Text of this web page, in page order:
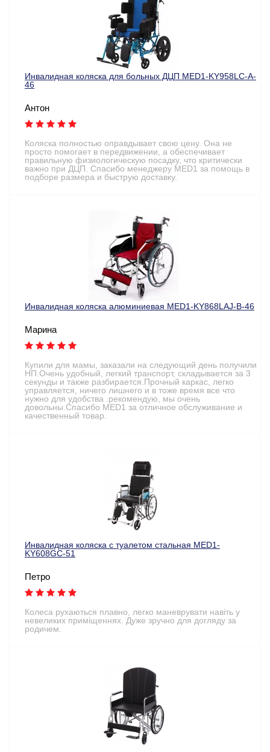
Инвалидная коляска для больных ДЦП MED1-KY958LC-A-
46
Антон
Коляска полностью оправдывает свою цену. Она не
просто помогает в передвижении, а обеспечивает
правильную физиологическую посадку, что критически
важно при ДЦП. Спасибо менеджеру MED1 за помощь в
подборе размера и быструю доставку.
Инвалидная коляска алюминиевая MED1-KY868LAJ-B-46
Марина
Купили для мамы, заказали на следующий день получили
НП.Очень удобный, легкий транспорт, складывается за 3
секунды и также разбирается.Прочный каркас, легко
управляется, ничего лишнего и в тоже время все что
нужно для удобства .рекомендую, мы очень
довольны.Спасибо MED1 за отличное обслуживание и
качественный товар.
Инвалидная коляска с туалетом стальная MED1-
KY608GC-51
Петро
Колеса рухаються плавно, легко маневрувати навіть у
невеликих приміщеннях. Дуже зручно для догляду за
родичем.